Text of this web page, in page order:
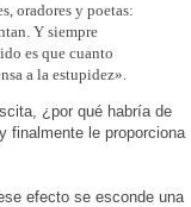
oradores y poetas:
Y siempre
es que cuanto
a la estupidez».
¿por qué habría de
finalmente le proporciona
efecto se esconde una